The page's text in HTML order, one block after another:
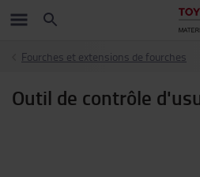
Fourches et extensions de fourches
Outil de contrôle